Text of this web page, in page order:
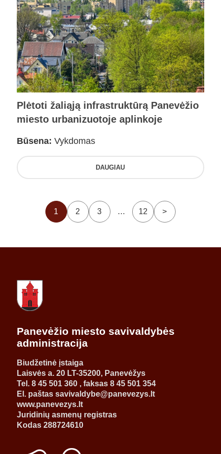
Plėtoti žaliąją infrastruktūrą Panevėžio
miesto urbanizuotoje aplinkoje
Būsena: Vykdomas
DAUGIAU
1 2 3 … 12 >
Panevėžio miesto savivaldybės
administracija
Biudžetinė įstaiga
Laisvės a. 20 LT-35200, Panevėžys
Tel. 8 45 501 360 , faksas 8 45 501 354
El. paštas savivaldybe@panevezys.lt
www.panevezys.lt
Juridinių asmenų registras
Kodas 288724610